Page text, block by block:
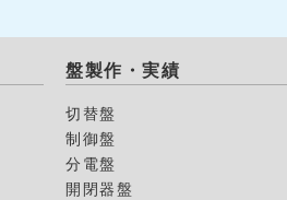
盤製作・実績
切替盤
制御盤
分電盤
開閉器盤